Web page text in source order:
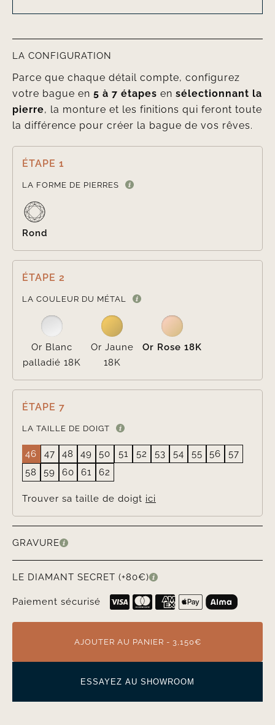
LA CONFIGURATION
Parce que chaque détail compte, configurez
votre bague en 5 à 7 étapes en sélectionnant la
pierre, la monture et les finitions qui feront toute
la différence pour créer la bague de vos rêves.
ÉTAPE 1
LA FORME DE PIERRES
Rond
ÉTAPE 2
LA COULEUR DU MÉTAL
Or Blanc
palladié 18K
Or Jaune
18K
Or Rose 18K
ÉTAPE 7
LA TAILLE DE DOIGT
46 47 48 49 50 51 52 53 54 55 56
57
58
59 60 61 62
Trouver sa taille de doigt ici
GRAVURE
LE DIAMANT SECRET (+80€)
Paiement sécurisé
AJOUTER AU PANIER - 3,150€
ESSAYEZ AU SHOWROOM